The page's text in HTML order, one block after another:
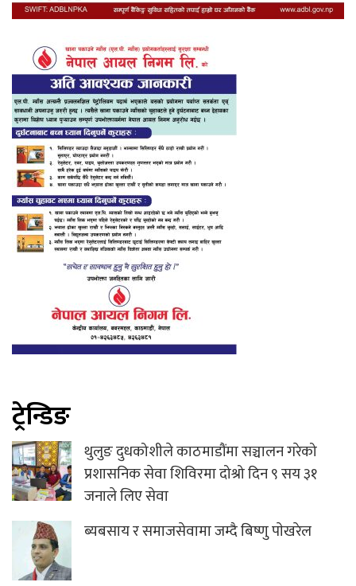
ट्रेन्डिङ
थुलुङ दुधकोशीले काठमाडौंमा सञ्चालन गरेको
प्रशासनिक सेवा शिविरमा दोश्रो दिन ९ सय ३१
जनाले लिए सेवा
ब्यबसाय र समाजसेवामा जम्दै बिष्णु पाेखरेल